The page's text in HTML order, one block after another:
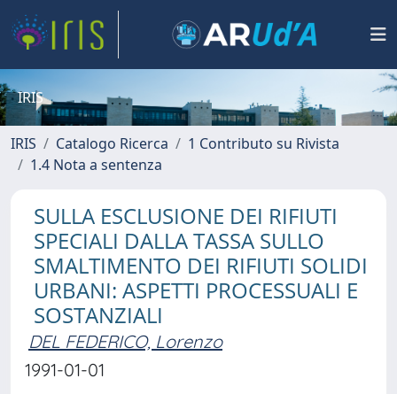
IRIS
IRIS Catalogo Ricerca
1 Contributo su Rivista
1.4 Nota a sentenza
SULLA ESCLUSIONE DEI RIFIUTI
SPECIALI DALLA TASSA SULLO
SMALTIMENTO DEI RIFIUTI SOLIDI
URBANI: ASPETTI PROCESSUALI E
SOSTANZIALI
DEL FEDERICO, Lorenzo
1991-01-01